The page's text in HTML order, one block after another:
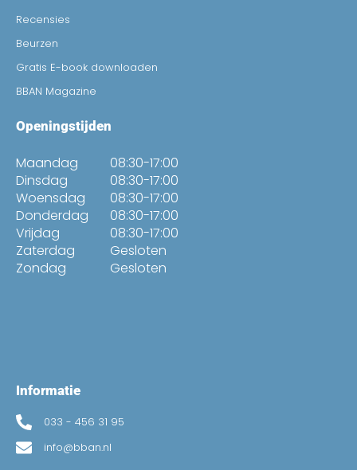
Recensies
Beurzen
Gratis E-book downloaden
BBAN Magazine
Openingstijden
Maandag
Dinsdag
Woensdag
Donderdag
Vrijdag
Zaterdag
Zondag
08:30-17:00
08:30-17:00
08:30-17:00
08:30-17:00
08:30-17:00
Gesloten
Gesloten
Informatie
033 - 456 31 95
info@bban.nl